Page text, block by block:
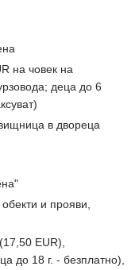
на човек на
деца до 6
в двореца
и прояви,
EUR),
до 18 г. - безплатно),